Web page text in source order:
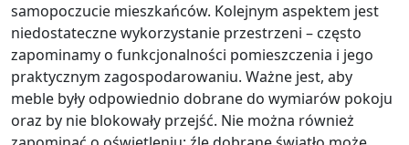
samopoczucie mieszkańców. Kolejnym aspektem jest
niedostateczne wykorzystanie przestrzeni – często
zapominamy o funkcjonalności pomieszczenia i jego
praktycznym zagospodarowaniu. Ważne jest, aby
meble były odpowiednio dobrane do wymiarów pokoju
oraz by nie blokowały przejść. Nie można również